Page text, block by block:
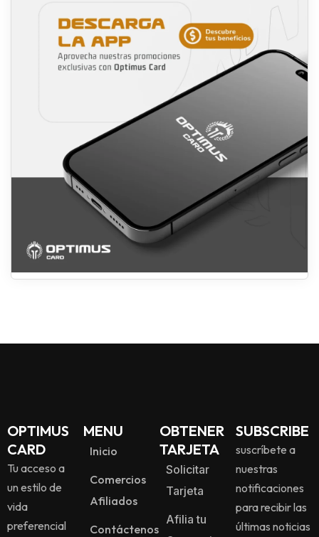
OPTIMUS
CARD
Tu acceso a
un estilo de
vida
preferencial
MENU
Inicio
Comercios
Afiliados
Contáctenos
OBTENER
TARJETA
Solicitar
Tarjeta
Afilia tu
SUBSCRIBE
suscríbete a
nuestras
notificaciones
para recibir las
últimas noticias